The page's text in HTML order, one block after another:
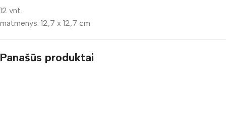
12 vnt.
matmenys: 12,7 x 12,7 cm
Panašūs produktai